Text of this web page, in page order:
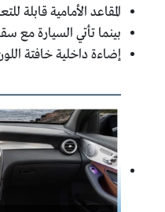
المقاعد الأمامية قابلة
بينما تأتي السيارة مع
إضاءة داخلية خافتة